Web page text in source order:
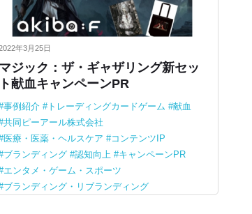
年3月25日
マジック：ザ・ギャザリング新セッ
ト献血キャンペーンPR
事例紹介 トレーディングカードゲーム
献血
共同ピーアール株式会社
医療・医薬・ヘルスケア
コンテンツIP
ブランディング
認知向上
キャンペーンPR
エンタメ・ゲーム・スポーツ
ブランディング・リブランディング